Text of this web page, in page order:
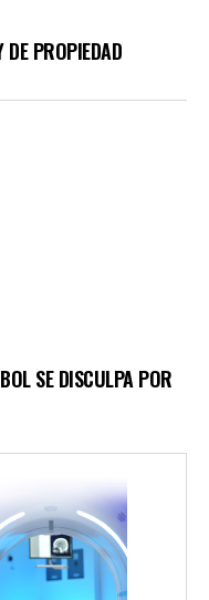
DE PROPIEDAD
SE DISCULPA POR